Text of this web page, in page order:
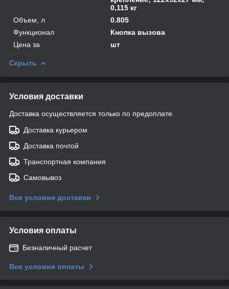
0,115 кг
Объем, л
0.805
Функционал
Кнопка вызова
Цена за
шт
Скрыть
Условия доставки
Доставка осуществляется только по предоплате.
Доставка курьером
Доставка почтой
Транспортная компания
Самовывоз
Все условия доставки
Условия оплаты
Безналичный расчет
Все условия оплаты